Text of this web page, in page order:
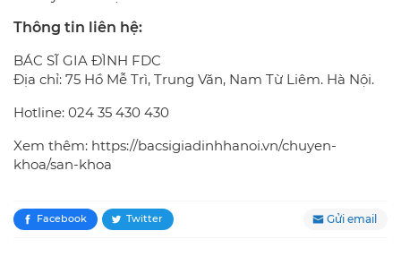
Thông tin liên hệ:
BÁC SĨ GIA ĐÌNH FDC
Địa chỉ: 75 Hồ Mễ Trì, Trung Văn, Nam Từ Liêm. Hà Nội.
Hotline: 024 35 430 430
Xem thêm: https://bacsigiadinhhanoi.vn/chuyen-
khoa/san-khoa
Facebook Twitter Gửi email